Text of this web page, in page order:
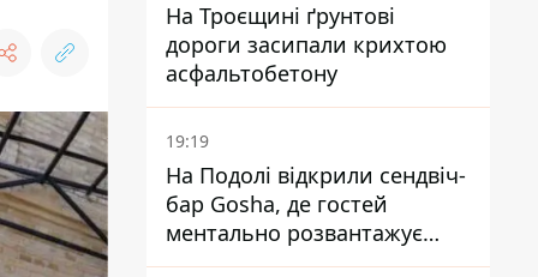
На Троєщині ґрунтові
дороги засипали крихтою
асфальтобетону
19:19
На Подолі відкрили сендвіч-
бар Gosha, де гостей
ментально розвантажує
акула